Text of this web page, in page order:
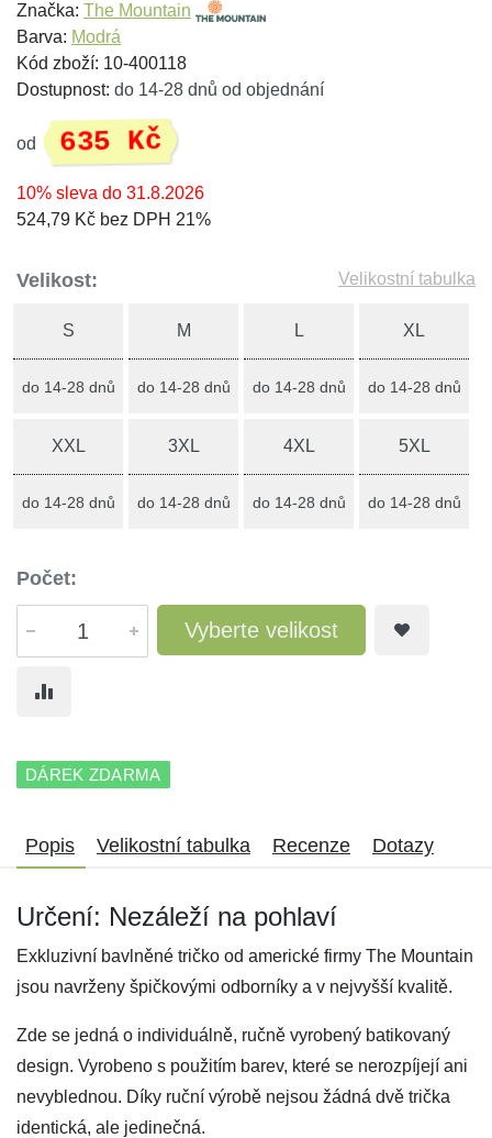
Značka: The Mountain
Barva: Modrá
Kód zboží: 10-400118
Dostupnost: do 14-28 dnů od objednání
od 635 Kč
10% sleva do 31.8.2026
524,79 Kč bez DPH 21%
Velikost: Velikostní tabulka
S
do 14-28 dnů
M
do 14-28 dnů
L
do 14-28 dnů
XL
do 14-28 dnů
XXL
do 14-28 dnů
3XL
do 14-28 dnů
4XL
do 14-28 dnů
5XL
do 14-28 dnů
Počet:
Vyberte velikost
DÁREK ZDARMA
Popis Velikostní tabulka Recenze Dotazy
Určení: Nezáleží na pohlaví
Exkluzivní bavlněné tričko od americké firmy The Mountain
jsou navrženy špičkovými odborníky a v nejvyšší kvalitě.
Zde se jedná o individuálně, ručně vyrobený batikovaný
design. Vyrobeno s použitím barev, které se nerozpíjejí ani
nevyblednou. Díky ruční výrobě nejsou žádná dvě trička
identická, ale jedinečná.